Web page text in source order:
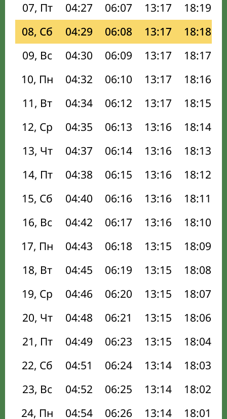
07, Пт
04:27 06:07 13:17 18:19
08, Сб
04:29 06:08 13:17 18:18
09, Вс
04:30 06:09 13:17 18:17
10, Пн
04:32 06:10 13:17 18:16
11, Вт
04:34 06:12 13:17 18:15
12, Ср
04:35 06:13 13:16 18:14
13, Чт
04:37 06:14 13:16 18:13
14, Пт
04:38 06:15 13:16 18:12
15, Сб
04:40 06:16 13:16 18:11
16, Вс
04:42 06:17 13:16 18:10
17, Пн
04:43 06:18 13:15 18:09
18, Вт
04:45 06:19 13:15 18:08
19, Ср
04:46 06:20 13:15 18:07
20, Чт
04:48 06:21 13:15 18:06
21, Пт
04:49 06:23 13:15 18:04
22, Сб
04:51 06:24 13:14 18:03
23, Вс
04:52 06:25 13:14 18:02
24, Пн
04:54 06:26 13:14 18:01